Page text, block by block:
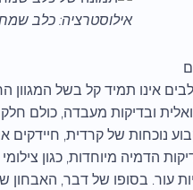
אילוסטרציה: כלב
אינו תמיד קל בשל המגוון
ובדיקות מעבדה, כולם
נוכחות של קרדית, חיידקים
הדמיה מיוחדות, כגון
עור. בסופו של דבר,